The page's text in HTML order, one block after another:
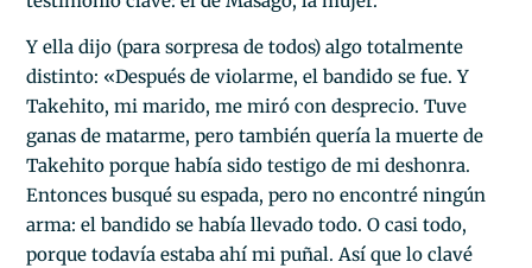
Y ella dijo (para sorpresa de todos) algo totalmente
distinto: «Después de violarme, el bandido se fue. Y
Takehito, mi marido, me miró con desprecio. Tuve
ganas de matarme, pero también quería la muerte de
Takehito porque había sido testigo de mi deshonra.
Entonces busqué su espada, pero no encontré ningún
arma: el bandido se había llevado todo. O casi todo,
porque todavía estaba ahí mi puñal. Así que lo clavé